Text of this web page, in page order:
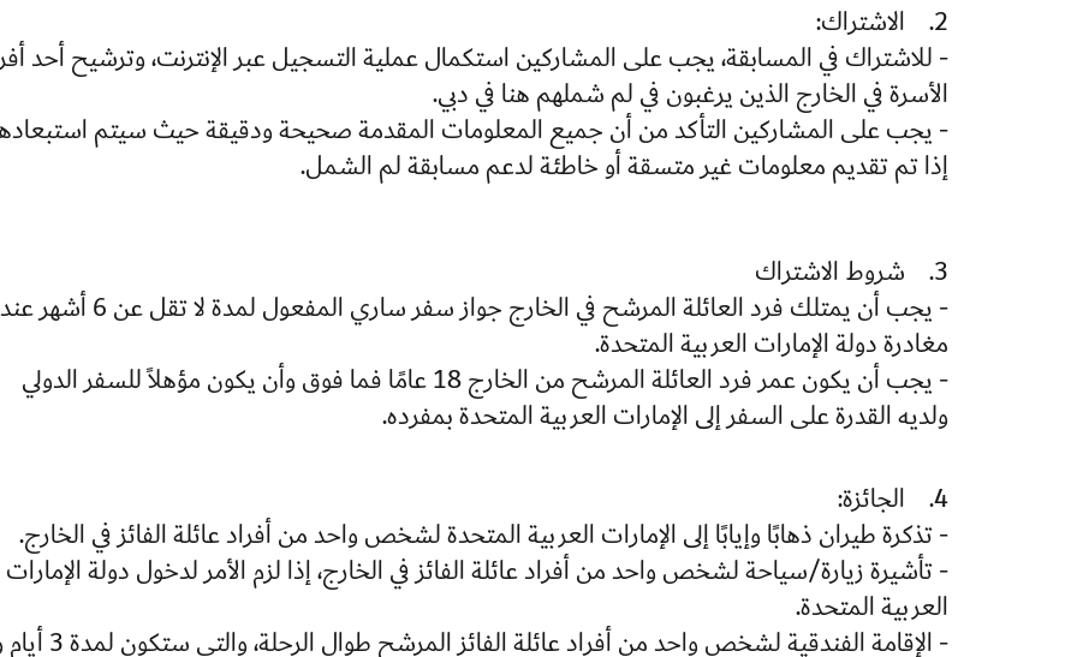
2. الاشتراك:
- للاشتراك في المسابقة، يجب على المشاركين استكمال عملية التسجيل عبر الإنترنت، وترشيح أحد
الأسرة في الخارج الذين يرغبون في لم شملهم هنا في دبي.
- يجب على المشاركين التأكد من أن جميع المعلومات المقدمة صحيحة ودقيقة حيث سيتم
إذا تم تقديم معلومات غير متسقة أو خاطئة لدعم مسابقة لم الشمل.
3. شروط الاشتراك
- يجب أن يمتلك فرد العائلة المرشح في الخارج جواز سفر ساري المفعول لمدة لا تقل عن 6 أشهر عند
مغادرة دولة الإمارات العربية المتحدة.
- يجب أن يكون عمر فرد العائلة المرشح من الخارج 18 عامًا فما فوق وأن يكون مؤهلاً للسفر الدولي
ولديه القدرة على السفر إلى الإمارات العربية المتحدة بمفرده.
4. الجائزة:
- تذكرة طيران ذهابًا وإيابًا إلى الإمارات العربية المتحدة لشخص واحد من أفراد عائلة الفائز في الخارج.
- تأشيرة زيارة/سياحة لشخص واحد من أفراد عائلة الفائز في الخارج، إذا لزم الأمر لدخول دولة الإمارات
العربية المتحدة.